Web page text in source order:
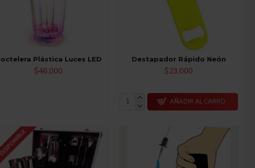
Plástica Luces LED
$46,000
Destapador Rápido Neón
$23,000
AÑADIR AL CARRO